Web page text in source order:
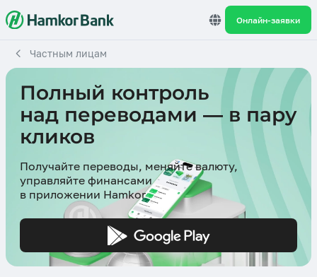
Онлайн-заявки
Частным лицам
Полный контроль
над переводами — в пару
кликов
Получайте переводы, меняйте валюту,
управляйте финансами
в приложении Hamkor